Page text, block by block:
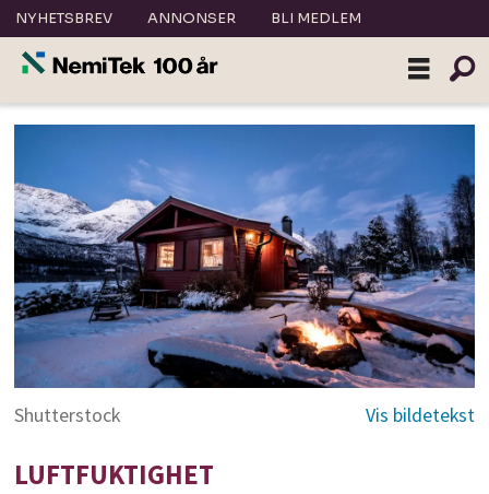
NYHETSBREV ANNONSER BLI MEDLEM
Shutterstock
LUFTFUKTIGHET